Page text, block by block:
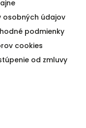
osobných údajov
podmienky
cookies
od zmluvy